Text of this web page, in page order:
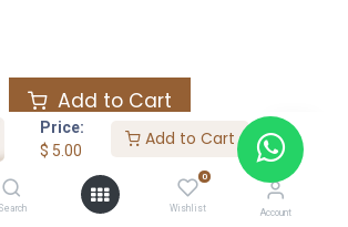
Price:
$ 5.00
Add to Cart
Search
0
Wishlist Account
Add to Cart
de deseos